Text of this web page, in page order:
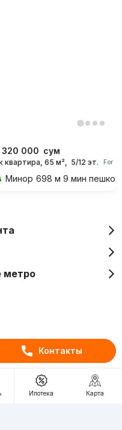
Контакты
320 000 сум
квартира, 65 м², 5/12 эт. For
Минор 698 м 9 мин пешком
Ипотека Карта
метро